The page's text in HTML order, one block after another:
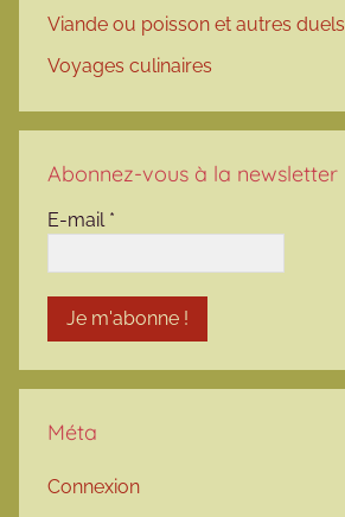
Viande ou poisson et autres duels
Voyages culinaires
Abonnez-vous à la newsletter
E-mail *
Méta
Connexion